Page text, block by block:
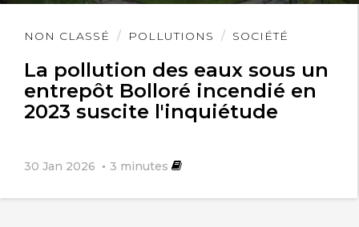
NON CLASSÉ POLLUTIONS SOCIÉTÉ
La pollution des eaux sous un
entrepôt Bolloré incendié en
2023 suscite l'inquiétude
30 Jan 2026 3 minutes
Lire